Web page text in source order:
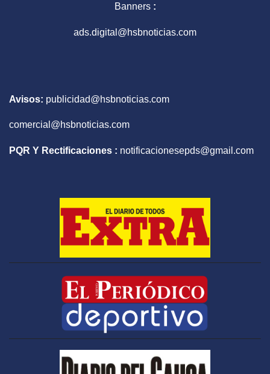
Banners :
ads.digital@hsbnoticias.com
Avisos: publicidad@hsbnoticias.com
comercial@hsbnoticias.com
PQR Y Rectificaciones : notificacionesepds@gmail.com